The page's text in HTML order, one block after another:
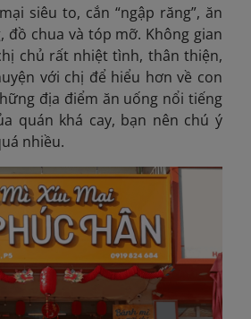
siêu to, cắn “ngập răng”, ăn
đồ chua và tóp mỡ. Không gian
chủ rất nhiệt tình, thân thiện,
với chị để hiểu hơn về con
địa điểm ăn uống nổi tiếng
quán khá cay, bạn nên chú ý
nhiều.